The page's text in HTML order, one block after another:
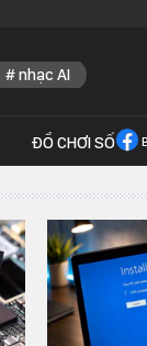
nhạc AI
ĐỒ CHƠI SỐ